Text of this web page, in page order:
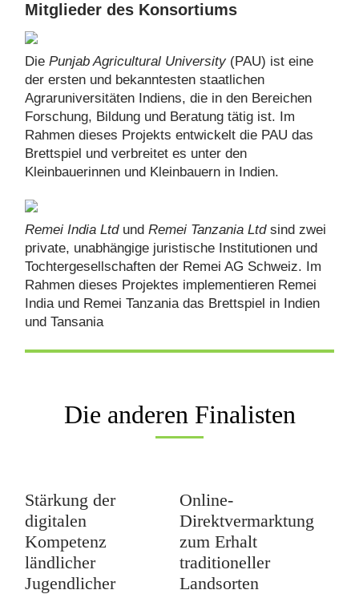
Mitglieder des Konsortiums
DiePunjab Agricultural University(PAU) ist eine
der ersten und bekanntesten staatlichen
Agraruniversitäten Indiens, die in den Bereichen
Forschung, Bildung und Beratung tätig ist. Im
Rahmen dieses Projekts entwickelt die PAU das
Brettspiel und verbreitet es unter den
Kleinbauerinnen und Kleinbauern in Indien.
Remei India LtdundRemei Tanzania Ltdsind zwei
private, unabhängige juristische Institutionen und
Tochtergesellschaften der Remei AG Schweiz. Im
Rahmen dieses Projektes implementieren Remei
India und Remei Tanzania das Brettspiel in Indien
und Tansania
Die anderen Finalisten
Stärkung der
digitalen
Kompetenz
ländlicher
Jugendlicher
Online-
Direktvermarktung
zum Erhalt
traditioneller
Landsorten